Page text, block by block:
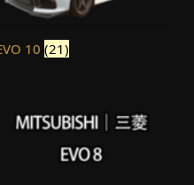
10 (21)